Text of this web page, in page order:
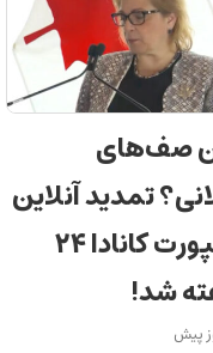
صف‌های
تمدید آنلاین
پاسپورت کانادا ۲۴
شد!